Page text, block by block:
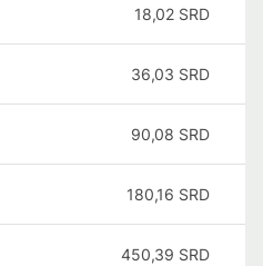
18,02 SRD
36,03 SRD
90,08 SRD
180,16 SRD
450,39 SRD